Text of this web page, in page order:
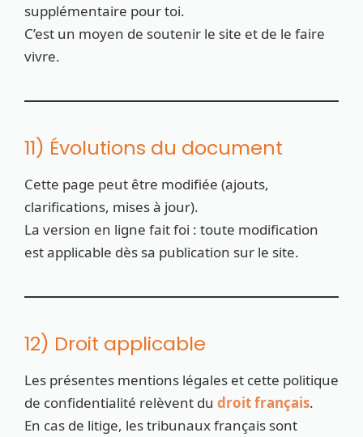
supplémentaire pour toi.
C’est un moyen de soutenir le site et de le faire
vivre.
11) Évolutions du document
Cette page peut être modifiée (ajouts,
clarifications, mises à jour).
La version en ligne fait foi : toute modification
est applicable dès sa publication sur le site.
12) Droit applicable
Les présentes mentions légales et cette politique
de confidentialité relèvent du droit français.
En cas de litige, les tribunaux français sont